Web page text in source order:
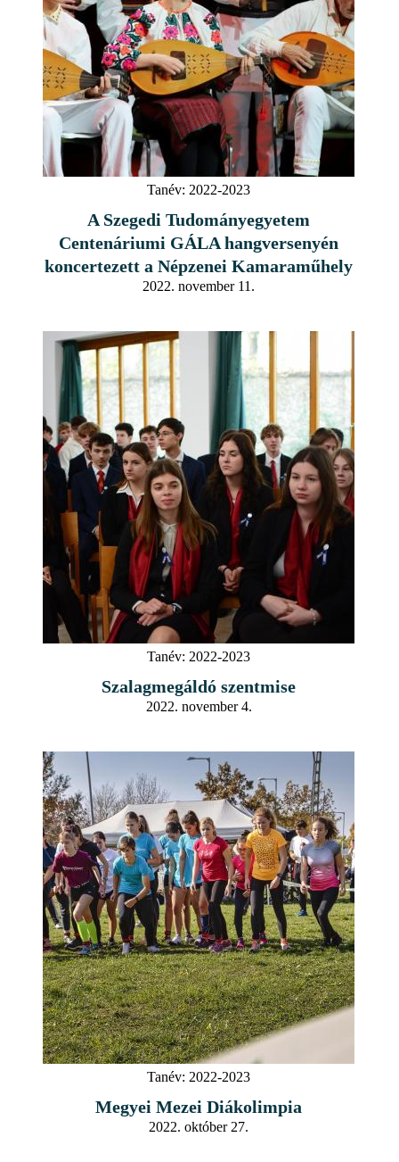
Tanév: 2022-2023
A Szegedi Tudományegyetem
Centenáriumi GÁLA hangversenyén
koncertezett a Népzenei Kamaraműhely
2022. november 11.
Tanév: 2022-2023
Szalagmegáldó szentmise
2022. november 4.
Tanév: 2022-2023
Megyei Mezei Diákolimpia
2022. október 27.